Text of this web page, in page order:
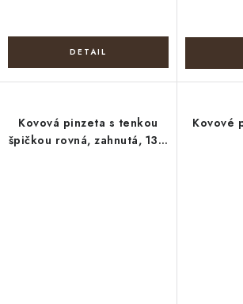
Kovová pinzeta s tenkou
špičkou rovná, zahnutá, 13,5
Kovové